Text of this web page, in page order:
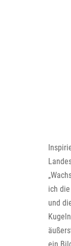
ich
und
ein